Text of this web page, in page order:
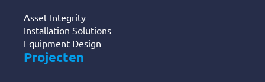
Asset Integrity
Installation Solutions
Equipment Design
Projecten